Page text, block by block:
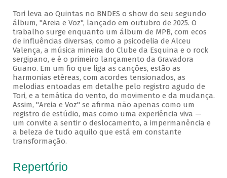
Tori leva ao Quintas no BNDES o show do seu segundo
álbum, "Areia e Voz", lançado em outubro de 2025. O
trabalho surge enquanto um álbum de MPB, com ecos
de influências diversas, como a psicodelia de Alceu
Valença, a música mineira do Clube da Esquina e o rock
sergipano, e é o primeiro lançamento da Gravadora
Guano. Em um fio que liga as canções, estão as
harmonias etéreas, com acordes tensionados, as
melodias entoadas em detalhe pelo registro agudo de
Tori, e a temática do vento, do movimento e da mudança.
Assim, "Areia e Voz" se afirma não apenas como um
registro de estúdio, mas como uma experiência viva —
um convite a sentir o deslocamento, a impermanência e
a beleza de tudo aquilo que está em constante
transformação.
Repertório